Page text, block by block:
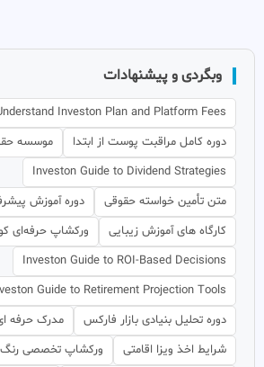
وبگردی و پیشنهادات
Investon Plan and Platform Fees
دوره کامل مراقبت پوست از ابتدا
موسسه
Investon Guide to Dividend Strategies
متن تأمین خواسته حقوقی
دوره آموزش
کارگاه های آموزش زیبایی
ورکشاپ حرفه‌ای
Investon Guide to ROI-Based Decisions
Guide to Retirement Projection Tools
دوره تحلیل بنیادی بازار فارکس
مدرک حرفه
شرایط اخذ ویزا اقامتی
ورکشاپ تخصصی رنگ